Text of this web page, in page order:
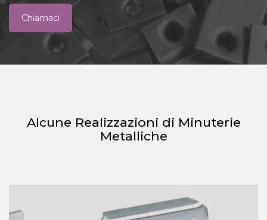
Chiamaci
Alcune Realizzazioni di Minuterie
Metalliche